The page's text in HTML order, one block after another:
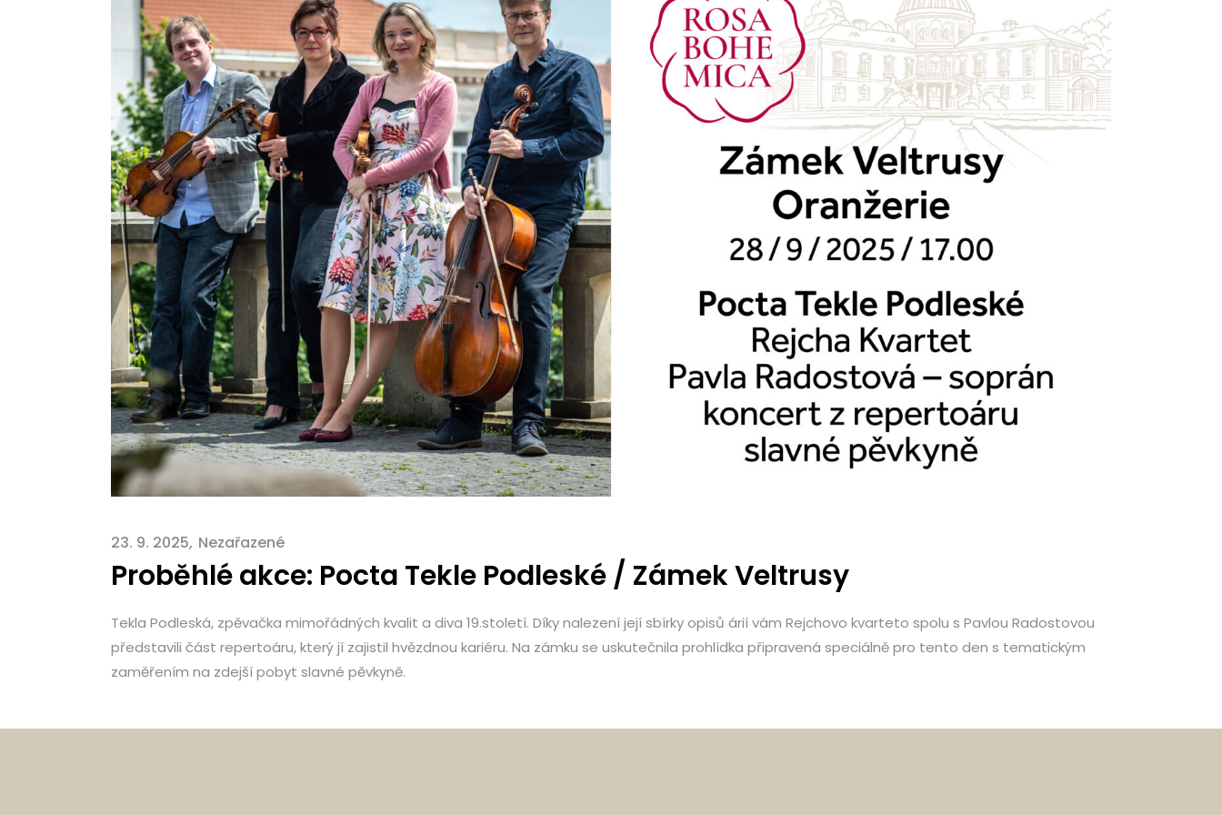
23. 9. 2025 Nezařazené
Proběhlé akce: Pocta Tekle Podleské / Zámek Veltrusy
Tekla Podleská, zpěvačka mimořádných kvalit a diva 19.století. Díky nalezení její sbírky opisů árií vám Rejchovo kvarteto spolu s Pavlou Radostovou
představili část repertoáru, který jí zajistil hvězdnou kariéru. Na zámku se uskutečnila prohlídka připravená speciálně pro tento den s tematickým
zaměřením na zdejší pobyt slavné pěvkyně.